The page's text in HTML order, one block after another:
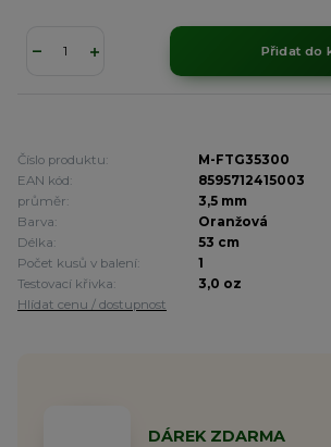
Přidat do
Číslo produktu:
M-FTG35300
EAN kód:
8595712415003
průměr:
3,5 mm
Barva:
Oranžová
Délka:
53 cm
Počet kusů v balení:
1
Testovací křivka:
3,0 oz
Hlídat cenu / dostupnost
DÁREK ZDARMA